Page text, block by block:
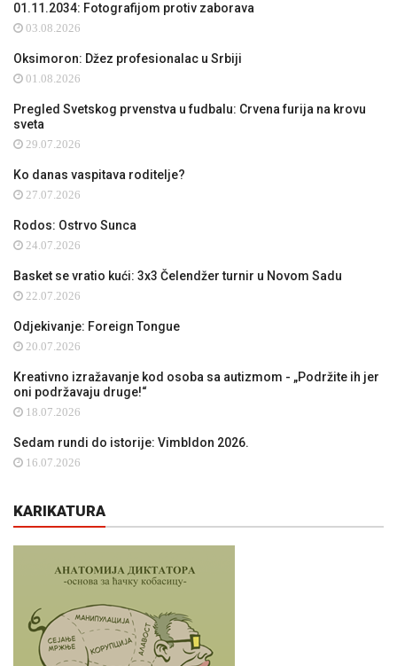
01.11.2034: Fotografijom protiv zaborava
03.08.2026
Oksimoron: Džez profesionalac u Srbiji
01.08.2026
Pregled Svetskog prvenstva u fudbalu: Crvena furija na krovu
sveta
29.07.2026
Ko danas vaspitava roditelje?
27.07.2026
Rodos: Ostrvo Sunca
24.07.2026
Basket se vratio kući: 3x3 Čelendžer turnir u Novom Sadu
22.07.2026
Odjekivanje: Foreign Tongue
20.07.2026
Kreativno izražavanje kod osoba sa autizmom - „Podržite ih jer
oni podržavaju druge!“
18.07.2026
Sedam rundi do istorije: Vimbldon 2026.
16.07.2026
KARIKATURA